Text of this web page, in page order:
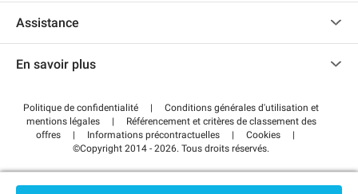
Accéder à mon espace partenaire
Assistance
Centre d'aide
Régler votre stationnement FLOW
En savoir plus
Wiki
Guide du stationnement
Politique de confidentialité |
Conditions générales d'utilisation et
mentions légales
|
Référencement et critères de classement des
offres
| Informations précontractuelles | Cookies
|
©Copyright 2014 - 2026. Tous droits réservés.